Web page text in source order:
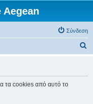
Σύνδεση
τα cookies από αυτό το